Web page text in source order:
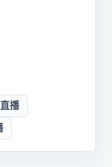
播